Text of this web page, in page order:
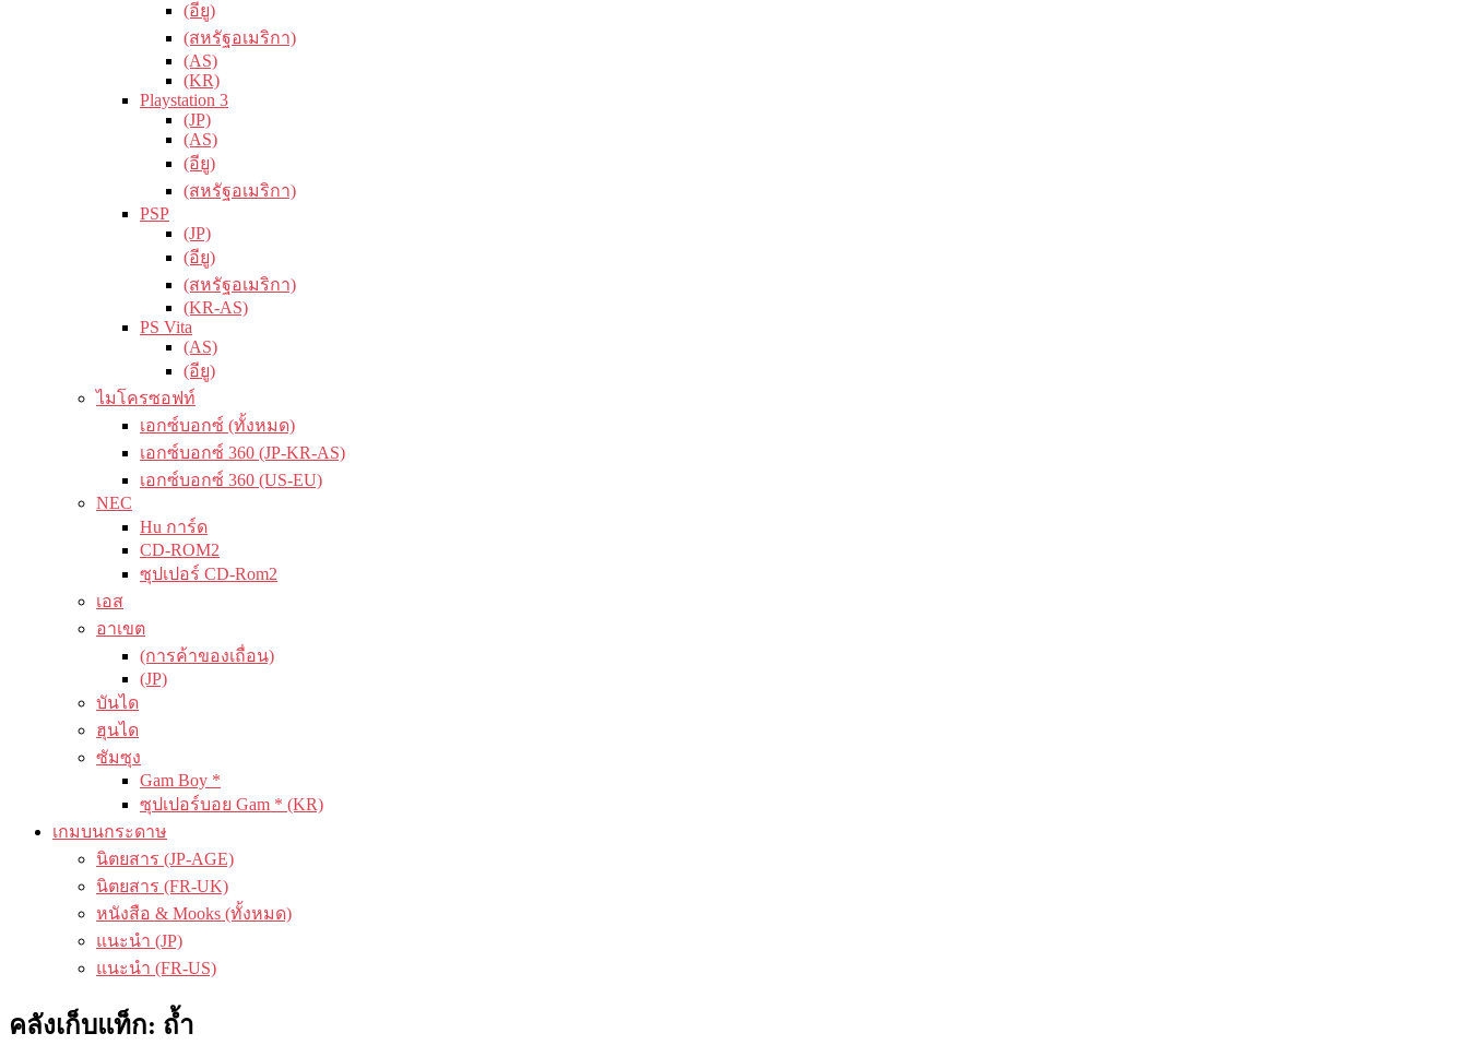
(อียู)
(สหรัฐอเมริกา)
(AS)
(KR)
Playstation 3
(JP)
(AS)
(อียู)
(สหรัฐอเมริกา)
PSP
(JP)
(อียู)
(สหรัฐอเมริกา)
(KR-AS)
PS Vita
(AS)
(อียู)
ไมโครซอฟท์
เอกซ์บอกซ์ (ทั้งหมด)
เอกซ์บอกซ์ 360 (JP-KR-AS)
เอกซ์บอกซ์ 360 (US-EU)
NEC
Hu การ์ด
CD-ROM2
ซุปเปอร์ CD-Rom2
เอส
อาเขต
(การค้าของเถื่อน)
(JP)
บันได
ฮุนได
ซัมซุง
Gam Boy *
ซุปเปอร์บอย Gam * (KR)
เกมบนกระดาษ
นิตยสาร (JP-AGE)
นิตยสาร (FR-UK)
หนังสือ & Mooks (ทั้งหมด)
แนะนำ (JP)
แนะนำ (FR-US)
คลังเก็บแท็ก: ถ้ำ